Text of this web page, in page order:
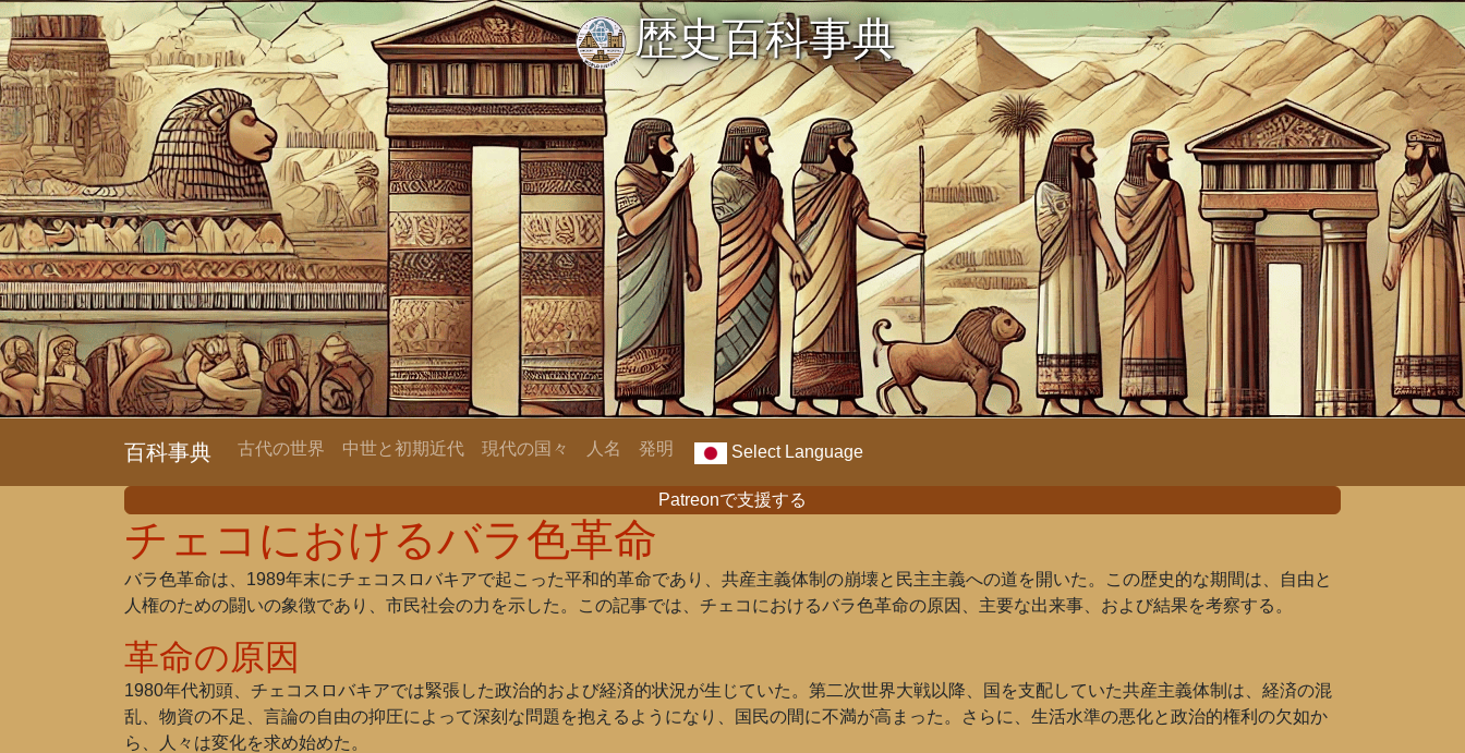
歴史百科事典
百科事典 古代の世界 中世と初期近代 現代の国々 人名 発明 Select Language
Patreonで支援する
チェコにおけるバラ色革命
バラ色革命は、1989年末にチェコスロバキアで起こった平和的革命であり、共産主義体制の崩壊と民主主義への道を開いた。この歴史的な期間は、自由と
人権のための闘いの象徴であり、市民社会の力を示した。この記事では、チェコにおけるバラ色革命の原因、主要な出来事、および結果を考察する。
革命の原因
1980年代初頭、チェコスロバキアでは緊張した政治的および経済的状況が生じていた。第二次世界大戦以降、国を支配していた共産主義体制は、経済の混
乱、物資の不足、言論の自由の抑圧によって深刻な問題を抱えるようになり、国民の間に不満が高まった。さらに、生活水準の悪化と政治的権利の欠如か
ら、人々は変化を求め始めた。